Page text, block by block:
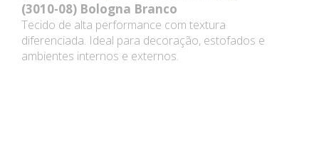
(3010-08) Bologna Branco
Tecido de alta performance com textura
diferenciada. Ideal para decoração, estofados e
ambientes internos e externos.